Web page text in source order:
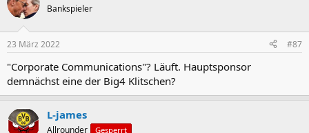
t
i
e
:
Bankspieler
23 März 2022 #87
"Corporate Communications"? Läuft. Hauptsponsor
demnächst eine der Big4 Klitschen?
L-james
Allrounder Gesperrt